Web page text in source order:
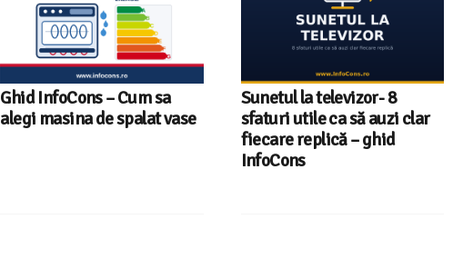
Ghid InfoCons – Cum sa
alegi masina de spalat vase
Sunetul la televizor- 8
sfaturi utile ca să auzi clar
fiecare replică – ghid
InfoCons